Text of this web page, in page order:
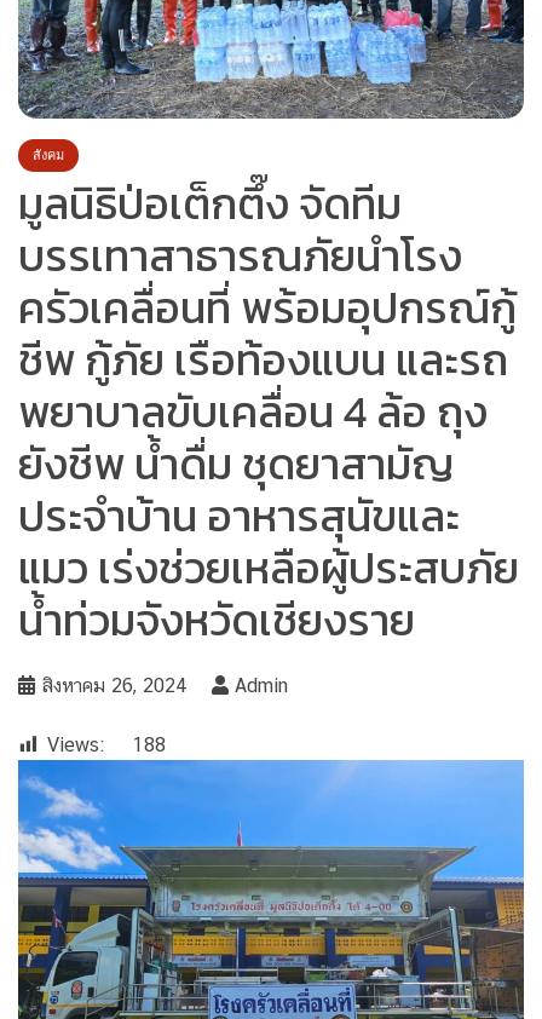
สังคม
มูลนิธิป่อเต็กตึ๊ง จัดทีม
บรรเทาสาธารณภัยนำโรง
ครัวเคลื่อนที่ พร้อมอุปกรณ์กู้
ชีพ กู้ภัย เรือท้องแบน และรถ
พยาบาลขับเคลื่อน 4 ล้อ ถุง
ยังชีพ น้ำดื่ม ชุดยาสามัญ
ประจำบ้าน อาหารสุนัขและ
แมว เร่งช่วยเหลือผู้ประสบภัย
น้ำท่วมจังหวัดเชียงราย
สิงหาคม 26, 2024 Admin
Views: 188